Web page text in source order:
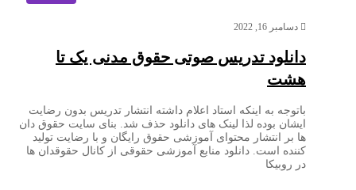
دسامبر 16, 2022
دانلود تدریس صوتی حقوق مدنی یک تا
هشت
باتوجه به اینکه استاد اعلام داشته انتشار تدریس بدون رضایت
ایشان بوده لذا لینک های دانلود حذف شد. بنای سایت حقوق دان
ها بر انتشار محتوای آموزشی حقوق رایگان و با رضایت تولید
کننده است. دانلود منابع آموزشی حقوقی از کانال حقوقدان ها
در روبیکا